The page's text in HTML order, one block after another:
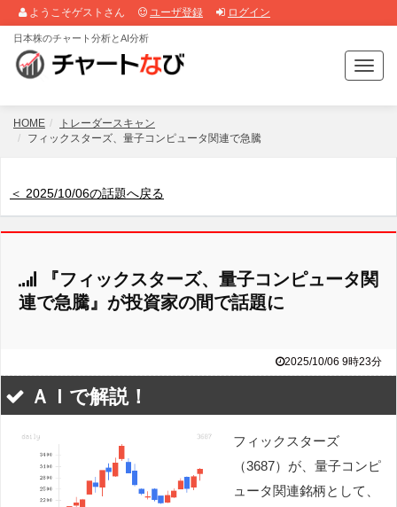
ようこそゲストさん ユーザ登録 ログイン
T
o
g
t
日本株のチャート分析とAI分析
HOME
トレーダースキャン
フィックスターズ、量子コンピュータ関連で急騰
＜ 2025/10/06の話題へ戻る
『フィックスターズ、量子コンピュータ関
連で急騰』が投資家の間で話題に
2025/10/06 9時23分
ＡＩで解説！
フィックスターズ
（3687）が、量子コンピ
ュータ関連銘柄として、